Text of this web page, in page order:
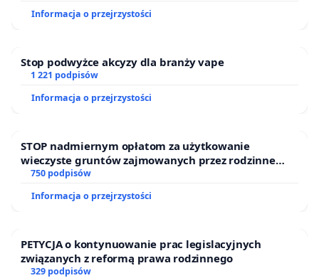
Informacja o przejrzystości
Stop podwyżce akcyzy dla branży vape
1 221 podpisów
Informacja o przejrzystości
STOP nadmiernym opłatom za użytkowanie
wieczyste gruntów zajmowanych przez rodzinne
ogrody działkowe.
750 podpisów
Informacja o przejrzystości
PETYCJA o kontynuowanie prac legislacyjnych
związanych z reformą prawa rodzinnego
329 podpisów